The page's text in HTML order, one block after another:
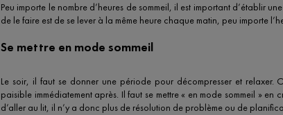
Peu importe le nombre d’heures de sommeil, il est important d’établir
de le faire est de se lever à la même heure chaque matin, peu importe
Se mettre en mode sommeil
Le soir, il faut se donner une période pour décompresser et relaxer.
paisible immédiatement après. Il faut se mettre « en mode sommeil »
d’aller au lit, il n’y a donc plus de résolution de problème ou de